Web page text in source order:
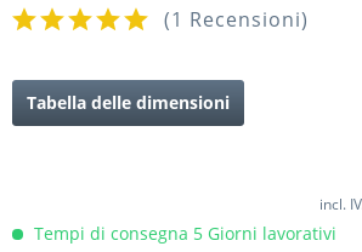
(1 Recensioni)
Tabella delle dimensioni
incl.
Tempi di consegna 5 Giorni lavorativi